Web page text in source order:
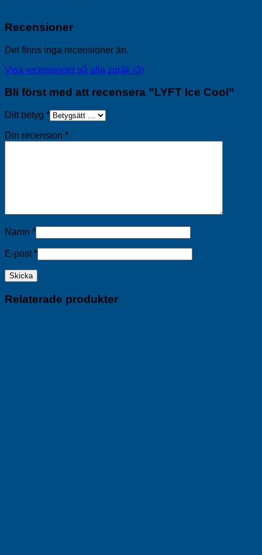
Recensioner
Det finns inga recensioner än.
Visa recensioner på alla språk (3)
Bli först med att recensera ”LYFT Ice Cool”
Ditt betyg *
Din recension *
Namn *
E-post*
Relaterade produkter